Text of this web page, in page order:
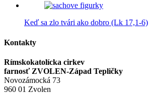
Keď sa zlo tvári ako dobro (Lk 17,1-6)
Kontakty
Rímskokatolícka cirkev
farnosť ZVOLEN-Západ Tepličky
Novozámocká 73
960 01 Zvolen